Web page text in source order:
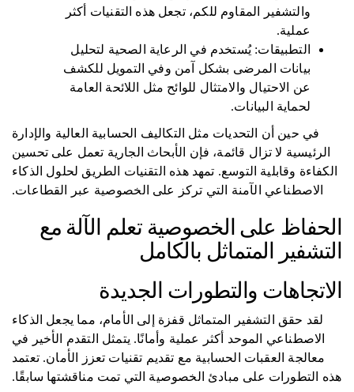
والتشفير المقاوم للكم، تجعل هذه التقنيات أكثر
عملية.
التطبيقات: يُستخدم في الرعاية الصحية لتحليل
بيانات المرضى بشكل آمن وفي التمويل للكشف
عن الاحتيال والامتثال للوائح مثل اللائحة العامة
لحماية البيانات.
في حين أن التحديات مثل التكاليف الحسابية العالية والإدارة
الرئيسية لا تزال قائمة، فإن الأبحاث الجارية تعمل على تحسين
الكفاءة وقابلية التوسع. تمهد هذه التقنيات الطريق لحلول الذكاء
الاصطناعي الآمنة التي تركز على الخصوصية عبر القطاعات.
الحفاظ على الخصوصية تعلم الآلة مع
التشفير المتماثل بالكامل
الاتجاهات والتطورات الجديدة
لقد حقق التشفير المتماثل قفزة إلى الأمام، مما يجعل الذكاء
الاصطناعي الموحد أكثر عملية وأمانًا. يتمثل التقدم الأخير في
معالجة العقبات الحسابية مع تقديم تقنيات تعزز الأمان. تعتمد
هذه التطورات على مبادئ الخصوصية التي تمت مناقشتها سابقًا.